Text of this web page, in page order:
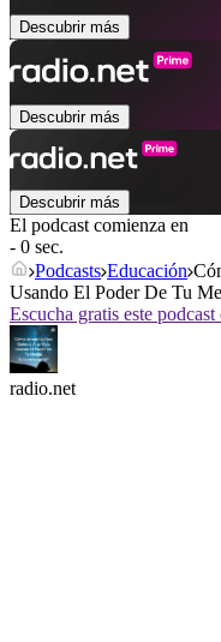
Descubrir más
Descubrir más
Descubrir más
El podcast comienza en
- 0 sec.
Podcasts Educación
Usando El Poder De Tu
Escucha gratis este
radio.net